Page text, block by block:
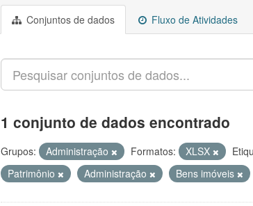
Conjuntos de dados Fluxo de Atividades
1 conjunto de dados encontrado
Grupos: Administração Formatos: XLSX
Patrimônio
Administração Bens imóveis